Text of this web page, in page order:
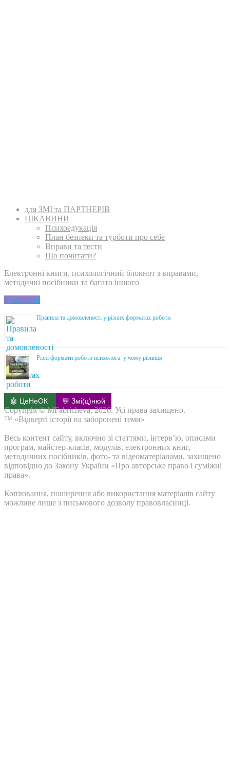
для ЗМІ та ПАРТНЕРІВ
ЦІКАВИНИ
Психоедукація
План безпеки та турботи про себе
Вправи та тести
Що почитати?
Електронні книги, психологічний блокнот з вправами,
методичні посібники та багато іншого
У магазин
Правила та домовленості у різних форматах роботи
Різні формати роботи психолога: у чому різниця
🤖 ЦеНеОК 💬 Змі(ц)нюй
Copyright © MFabricheva, 2026. Усі права захищено.
™ «Відверті історії на заборонені теми»
Весь контент сайту, включно зі статтями, інтерв’ю, описами
програм, майстер-класів, модулів, електронних книг,
методичних посібників, фото- та відеоматеріалами, захищено
відповідно до Закону України «Про авторське право і суміжні
права».
Копіювання, поширення або використання матеріалів сайту
можливе лише з письмового дозволу правовласниці.